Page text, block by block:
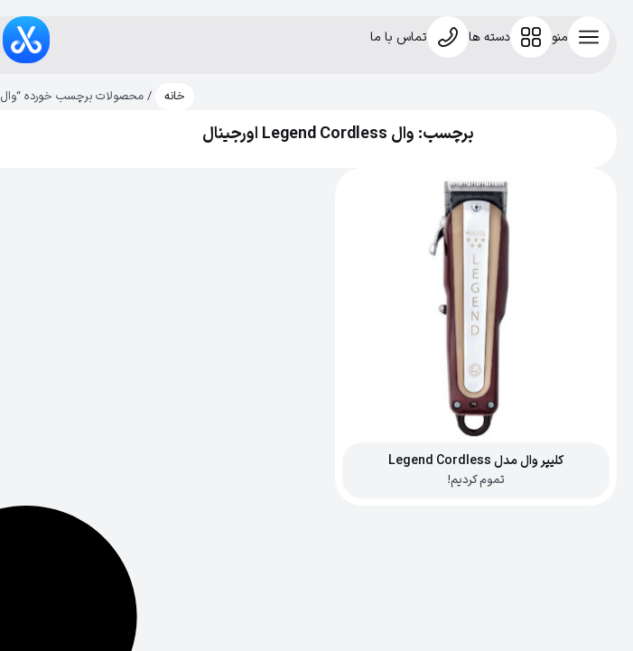
منو دسته ها تماس با ما
خانه / محصولات برچسب خورده “وال Legend Cordless اورجینال”
برچسب: وال Legend Cordless اورجینال
کلیپر وال مدل Legend Cordless
تموم کردیم!